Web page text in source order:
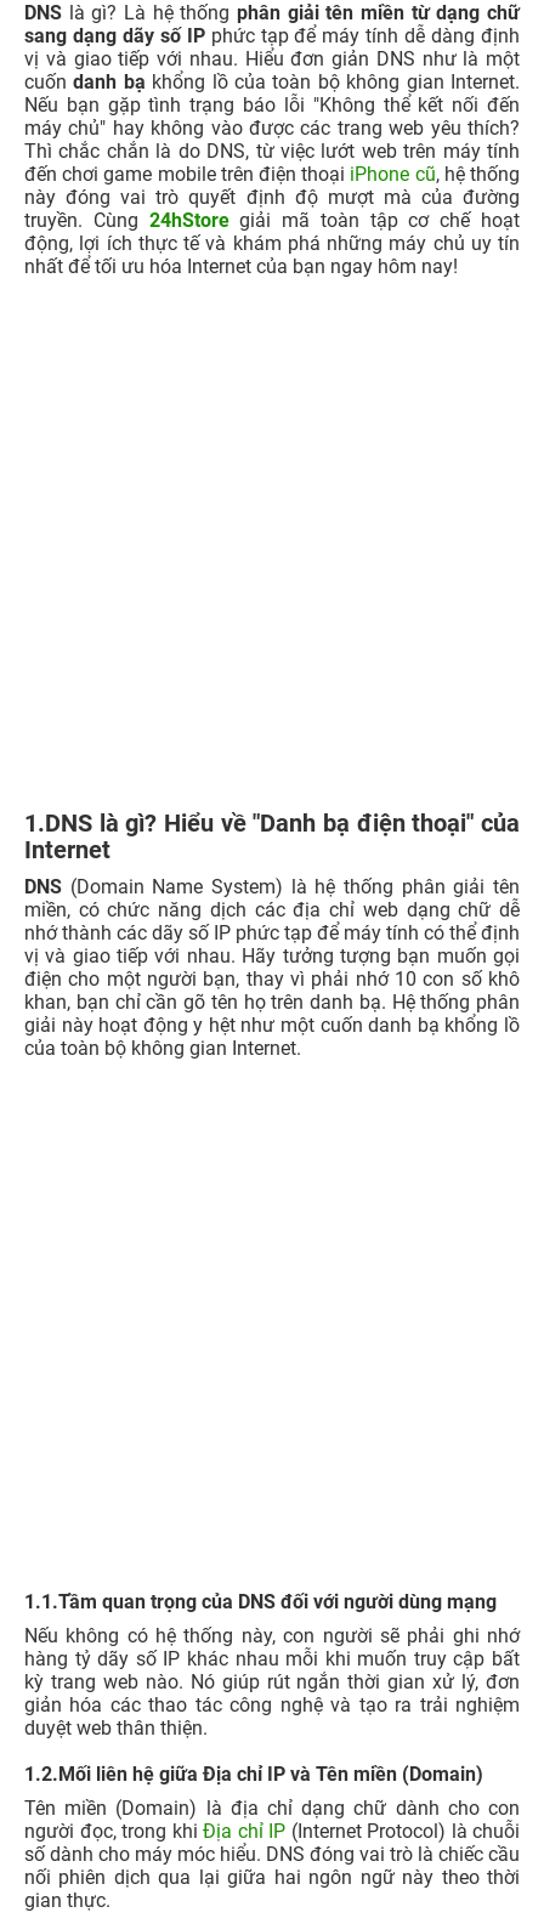
DNS là gì? Là hệ thống phân giải tên miền từ dạng chữ
sang dạng dãy số IPphức tạp để máy tính dễ dàng định
vị và giao tiếp với nhau. Hiểu đơn giản DNS như là một
cuốndanh bạ khổng lồ của toàn bộ không gian Internet.
Nếu bạn gặp tình trạng báo lỗi "Không thể kết nối đến
máy chủ" hay không vào được các trang web yêu thích?
Thì chắc chắn là do DNS, từ việc lướt web trên máy tính
đến chơi game mobile trên điện thoại iPhone cũ, hệ thống
này đóng vai trò quyết định độ mượt mà của đường
truyền. Cùng 24hStoregiải mã toàn tập cơ chế hoạt
động, lợi ích thực tế và khám phá những máy chủ uy tín
nhất để tối ưu hóa Internet của bạn ngay hôm nay!
1.DNS là gì? Hiểu về "Danh bạ điện thoại" của
Internet
DNS (Domain Name System) là hệ thống phân giải tên
miền, có chức năng dịch các địa chỉ web dạng chữ dễ
nhớ thành các dãy số IP phức tạp để máy tính có thể định
vị và giao tiếp với nhau. Hãy tưởng tượng bạn muốn gọi
điện cho một người bạn, thay vì phải nhớ 10 con số khô
khan, bạn chỉ cần gõ tên họ trên danh bạ. Hệ thống phân
giải này hoạt động y hệt như một cuốn danh bạ khổng lồ
của toàn bộ không gian Internet.
1.1.Tầm quan trọng của DNS đối với người dùng mạng
Nếu không có hệ thống này, con người sẽ phải ghi nhớ
hàng tỷ dãy số IP khác nhau mỗi khi muốn truy cập bất
kỳ trang web nào. Nó giúp rút ngắn thời gian xử lý, đơn
giản hóa các thao tác công nghệ và tạo ra trải nghiệm
duyệt web thân thiện.
1.2.Mối liên hệ giữa Địa chỉ IP và Tên miền (Domain)
Tên miền (Domain) là địa chỉ dạng chữ dành cho con
người đọc, trong khi Địa chỉ IP (Internet Protocol) là chuỗi
số dành cho máy móc hiểu. DNS đóng vai trò là chiếc cầu
nối phiên dịch qua lại giữa hai ngôn ngữ này theo thời
gian thực.